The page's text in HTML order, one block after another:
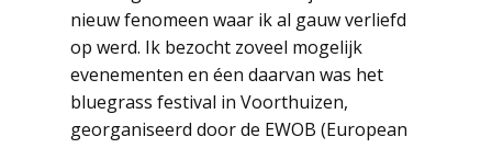
nieuw fenomeen waar ik al gauw verliefd
op werd. Ik bezocht zoveel mogelijk
evenementen en éen daarvan was het
bluegrass festival in Voorthuizen,
georganiseerd door de EWOB (European